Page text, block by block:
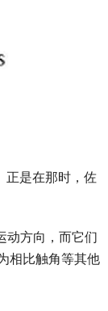
正是在那时，佐
动方向，而它们
相比触角等其他